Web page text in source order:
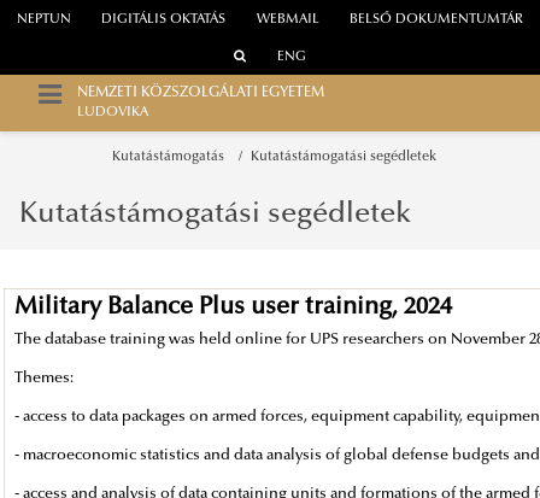
WEBMAIL
NEPTUN DIGITÁLIS OKTATÁS BELSŐ DOKUMENTUMTÁR
ENG
NEMZETI KÖZSZOLGÁLATI EGYETEM
LUDOVIKA
Kutatástámogatás Kutatástámogatási segédletek
Kutatástámogatási segédletek
Military Balance Plus user training, 2024
The database training was held online for UPS researchers on November
Themes:
- access to data packages on armed forces, equipment capability,
- macroeconomic statistics and data analysis of global defense budgets
- access and analysis of data containing units and formations of the